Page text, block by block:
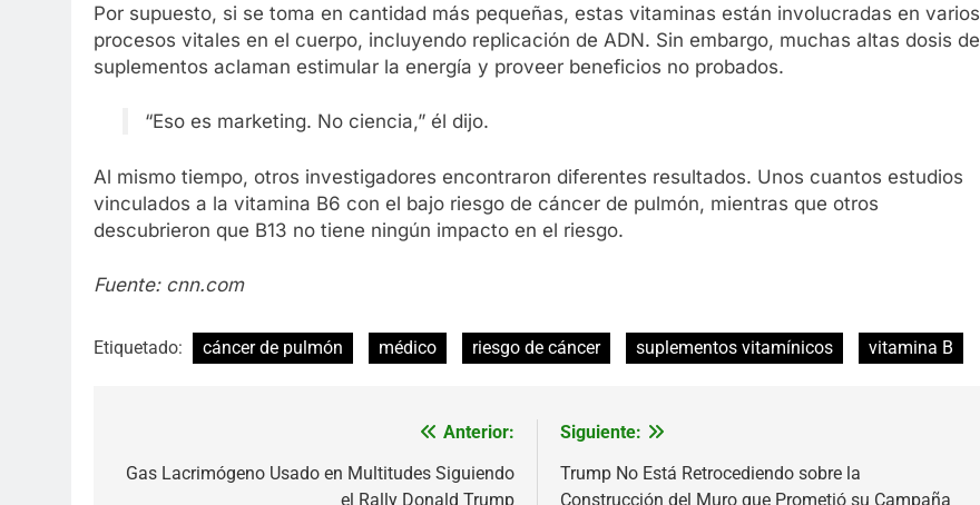
Por supuesto, si se toma en cantidad más pequeñas, estas vitaminas están involucradas en varios
procesos vitales en el cuerpo, incluyendo replicación de ADN. Sin embargo, muchas altas dosis de
suplementos aclaman estimular la energía y proveer beneficios no probados.
“Eso es marketing. No ciencia,” él dijo.
Al mismo tiempo, otros investigadores encontraron diferentes resultados. Unos cuantos estudios
vinculados a la vitamina B6 con el bajo riesgo de cáncer de pulmón, mientras que otros
descubrieron que B13 no tiene ningún impacto en el riesgo.
Fuente: cnn.com
Etiquetado: cáncer de pulmón médico riesgo de cáncer suplementos vitamínicos vitamina B
de
Anterior:
Gas Lacrimógeno Usado en Multitudes Siguiendo
el Rally Donald Trump
Siguiente:
Trump No Está Retrocediendo sobre la
Construcción del Muro que Prometió su Campaña